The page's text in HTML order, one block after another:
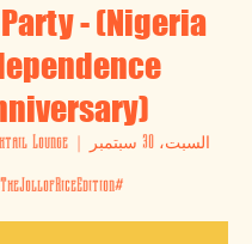
- (Nigeria
السبت، 30 سبتمبر
  |
Lounge
#TheJollofRiceEdition